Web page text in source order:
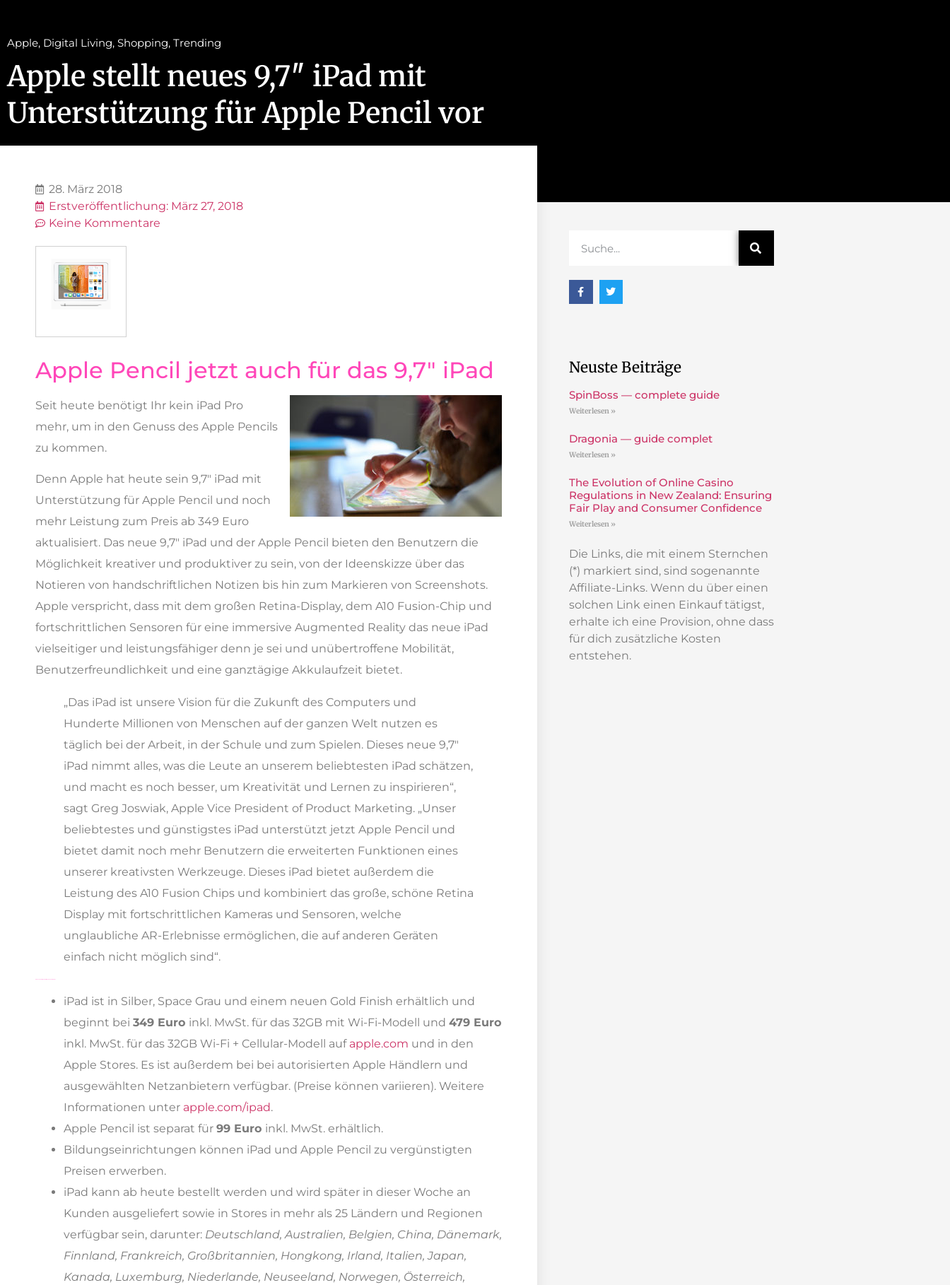
Apple, Digital Living, Shopping, Trending
Apple stellt neues 9,7″ iPad mit
Unterstützung für Apple Pencil vor
28. März 2018
Erstveröffentlichung: März 27, 2018
Keine Kommentare
Apple Pencil jetzt auch für das 9,7″ iPad
Seit heute benötigt Ihr kein iPad Pro
mehr, um in den Genuss des Apple Pencils
zu kommen.
Denn Apple hat heute sein 9,7″ iPad mit
Unterstützung für Apple Pencil und noch
mehr Leistung zum Preis ab 349 Euro
aktualisiert. Das neue 9,7″ iPad und der Apple Pencil bieten den Benutzern die
Möglichkeit kreativer und produktiver zu sein, von der Ideenskizze über das
Notieren von handschriftlichen Notizen bis hin zum Markieren von Screenshots.
Apple verspricht, dass mit dem großen Retina-Display, dem A10 Fusion-Chip und
fortschrittlichen Sensoren für eine immersive Augmented Reality das neue iPad
vielseitiger und leistungsfähiger denn je sei und unübertroffene Mobilität,
Benutzerfreundlichkeit und eine ganztägige Akkulaufzeit bietet.
„Das iPad ist unsere Vision für die Zukunft des Computers und
Hunderte Millionen von Menschen auf der ganzen Welt nutzen es
täglich bei der Arbeit, in der Schule und zum Spielen. Dieses neue 9,7″
iPad nimmt alles, was die Leute an unserem beliebtesten iPad schätzen,
und macht es noch besser, um Kreativität und Lernen zu inspirieren“,
sagt Greg Joswiak, Apple Vice President of Product Marketing. „Unser
beliebtestes und günstigstes iPad unterstützt jetzt Apple Pencil und
bietet damit noch mehr Benutzern die erweiterten Funktionen eines
unserer kreativsten Werkzeuge. Dieses iPad bietet außerdem die
Leistung des A10 Fusion Chips und kombiniert das große, schöne Retina
Display mit fortschrittlichen Kameras und Sensoren, welche
unglaubliche AR-Erlebnisse ermöglichen, die auf anderen Geräten
einfach nicht möglich sind“.
iPad ist in Silber, Space Grau und einem neuen Gold Finish erhältlich und
beginnt bei 349 Euro inkl. MwSt. für das 32GB mit Wi-Fi-Modell und 479 Euro
inkl. MwSt. für das 32GB Wi-Fi + Cellular-Modell auf apple.com und in den
Apple Stores. Es ist außerdem bei bei autorisierten Apple Händlern und
ausgewählten Netzanbietern verfügbar. (Preise können variieren). Weitere
Informationen unter apple.com/ipad.
Apple Pencil ist separat für 99 Euro inkl. MwSt. erhältlich.
Bildungseinrichtungen können iPad und Apple Pencil zu vergünstigten
Preisen erwerben.
iPad kann ab heute bestellt werden und wird später in dieser Woche an
Kunden ausgeliefert sowie in Stores in mehr als 25 Ländern und Regionen
verfügbar sein, darunter: Deutschland, Australien, Belgien, China, Dänemark,
Finnland, Frankreich, Großbritannien, Hongkong, Irland, Italien, Japan,
Kanada, Luxemburg, Niederlande, Neuseeland, Norwegen, Österreich,
Neuste Beiträge
SpinBoss — complete guide
Weiterlesen »
Dragonia — guide complet
Weiterlesen »
The Evolution of Online Casino
Regulations in New Zealand: Ensuring
Fair Play and Consumer Confidence
Weiterlesen »
Die Links, die mit einem Sternchen
(*) markiert sind, sind sogenannte
Affiliate-Links. Wenn du über einen
solchen Link einen Einkauf tätigst,
erhalte ich eine Provision, ohne dass
für dich zusätzliche Kosten
entstehen.